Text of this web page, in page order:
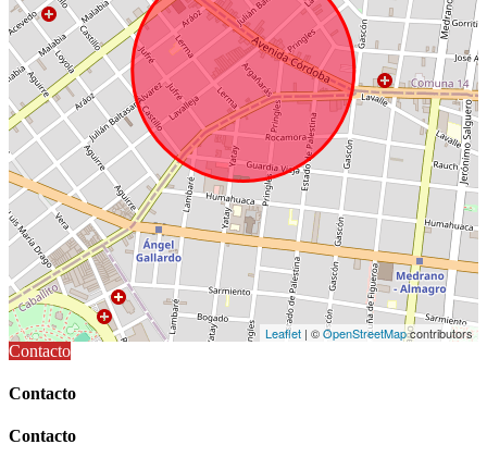
Leaflet | ©OpenStreetMapcontributors
Contacto
Contacto
Contacto